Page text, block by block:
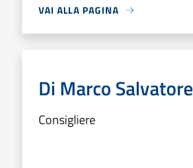
VAI ALLA PAGINA
Di Marco Salvatore
Consigliere